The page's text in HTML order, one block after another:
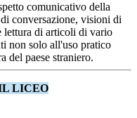
comunicativo della
conversazione, visioni di
lettura di articoli di vario
non solo all'uso pratico
del paese straniero.
LICEO